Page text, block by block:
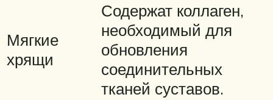
Мягкие
хрящи
Содержат коллаген,
необходимый для
обновления
соединительных
тканей суставов.